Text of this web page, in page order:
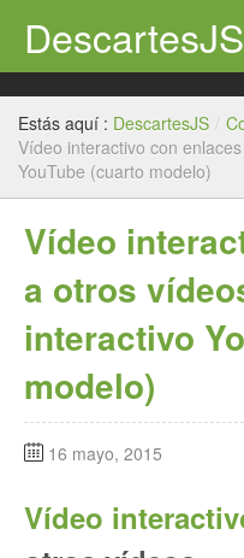
DescartesJS
Inicio
Descartes
Edición
Paneles
Auxiliares
Créditos
Estás aquí : DescartesJS /
Vídeo interactivo con
YouTube (cuarto modelo)
Vídeo
a otros
interactivo
modelo)
16 mayo, 2015
Vídeo